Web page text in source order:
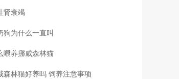
肾衰竭
狗为什么一直叫
喂养挪威森林猫
森林猫好养吗 饲养注意事项